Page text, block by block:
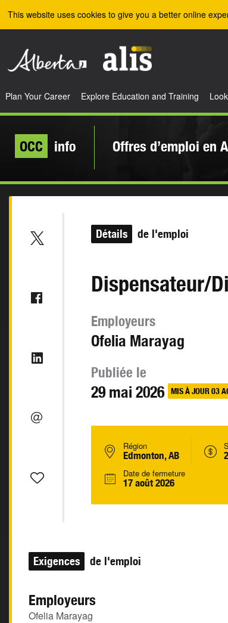
This website uses cookies to give you a better online
Plan Your Career Explore Education and Training
OCC info Offres d’emploi en
Détails de l'emploi
Dispensateur/
Employeurs
Ofelia Marayag
Publiée le
29 mai 2026 MIS À JOUR 03
Région
Edmonton, AB
Date de fermeture
17 août 2026
Exigences de l'emploi
Employeurs
Ofelia Marayag